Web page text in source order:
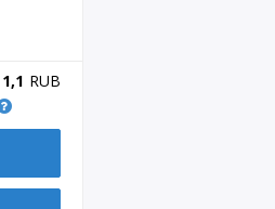
1,1 RUB